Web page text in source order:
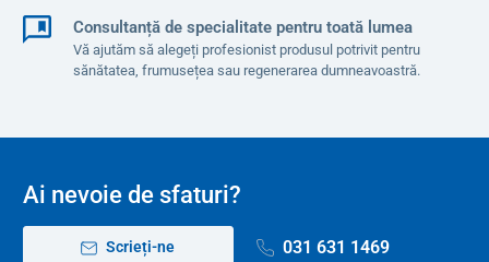
Consultanță de specialitate pentru toată lumea
Vă ajutăm să alegeți profesionist produsul potrivit pentru
sănătatea, frumusețea sau regenerarea dumneavoastră.
Ai nevoie de sfaturi?
Scrieți-ne 031 631 1469